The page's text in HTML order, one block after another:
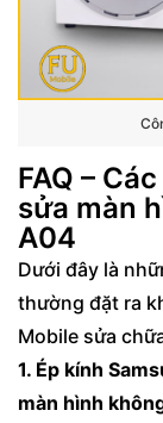
FAQ –
sửa màn
A04
Dưới đây là
thường đặt ra
Mobile sửa
1. Ép kính
màn hình